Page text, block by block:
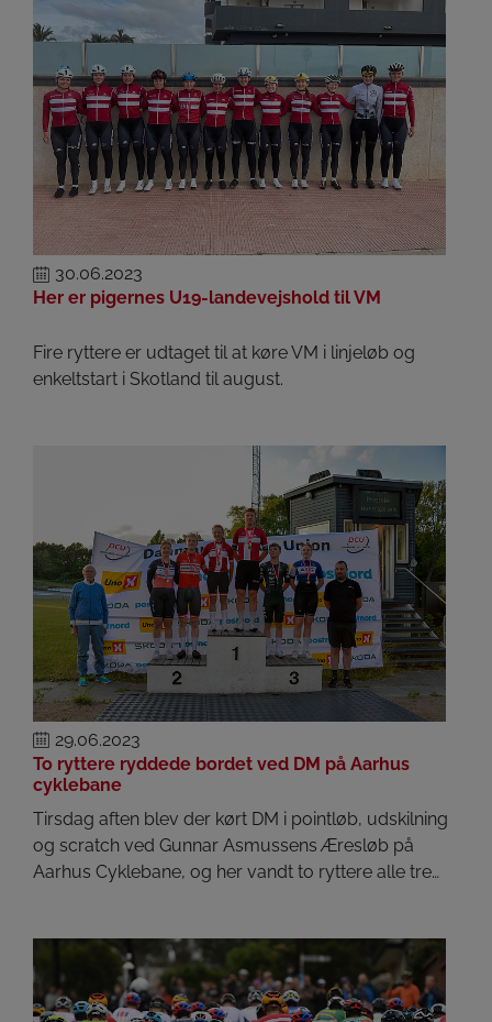
30.06.2023
Her er pigernes U19-landevejshold til VM
Fire ryttere er udtaget til at køre VM i linjeløb og
enkeltstart i Skotland til august.
29.06.2023
To ryttere ryddede bordet ved DM på Aarhus
cyklebane
Tirsdag aften blev der kørt DM i pointløb, udskilning
og scratch ved Gunnar Asmussens Æresløb på
Aarhus Cyklebane, og her vandt to ryttere alle tre…